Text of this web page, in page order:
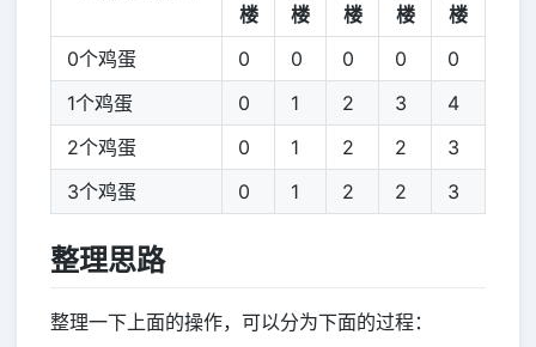
楼
楼
楼
楼
楼
0个鸡蛋
0 0 0 0
0
1个鸡蛋
0 1 2 3
4
2个鸡蛋
0 1 2 2
3
3个鸡蛋
0 1 2 2 3
整理思路
整理一下上面的操作，可以分为下面的过程：